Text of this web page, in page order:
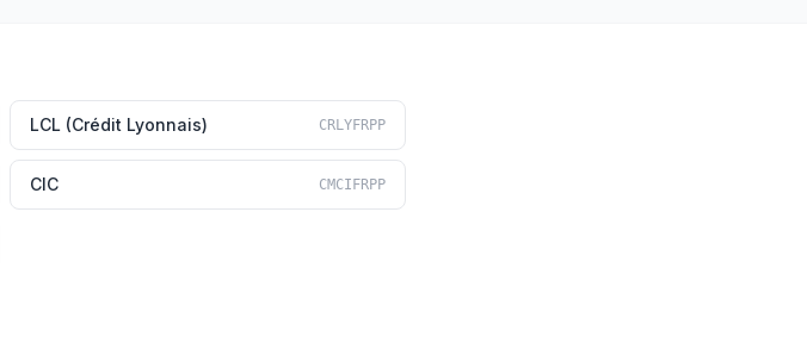
LCL (Crédit Lyonnais) CRLYFRPP
CIC CMCIFRPP